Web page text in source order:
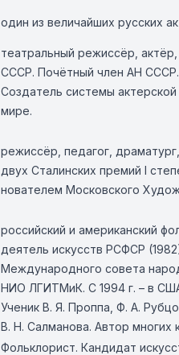
один из величайших русских
театральный режиссёр,
СССР. Почётный член АН СССР.
Создатель системы
мире.
режиссёр, педагог,
двух Сталинских премий I
нователем Московского
российский и американский
деятель искусств РСФСР
Международного совета
НИО ЛГИТМиК. С 1994 г. – в
Ученик В. Я. Проппа, Ф. А.
В. Н. Салманова. Автор многих
Фольклорист. Кандидат